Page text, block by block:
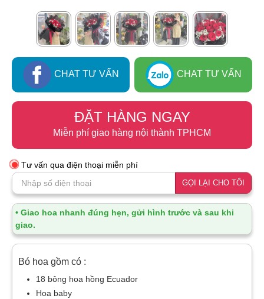
CHAT TƯ VẤN CHAT TƯ VẤN
ĐẶT HÀNG NGAY
Miễn phí giao hàng nội thành TPHCM
Tư vấn qua điện thoại miễn phí
GỌI LẠI CHO TÔI
• Giao hoa nhanh đúng hẹn, gửi hình trước và sau khi
giao.
Bó hoa gồm có :
18 bông hoa hồng Ecuador
Hoa baby